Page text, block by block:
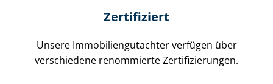
Zertifiziert
Unsere Immobilien­gutachter verfügen über
verschiedene renommierte Zer­ti­fi­zie­run­gen.